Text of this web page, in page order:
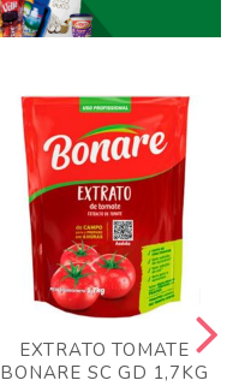
EXTRATO TOMATE
BONARE SC GD 1,7KG